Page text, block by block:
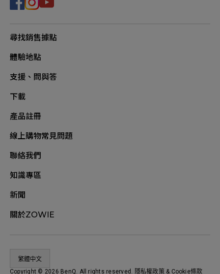
尋找銷售據點
體驗地點
支援、問與答
下載
產品註冊
線上購物常見問題
聯絡我們
知識專區
新聞
關於ZOWIE
繁體中文
Copyright © 2026 BenQ. All rights reserved.
隱私權政策& Cookie條款